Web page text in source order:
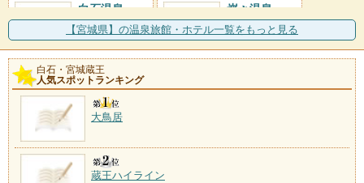
白石温泉
施設数：1軒
峩々温泉
施設数：1軒
【宮城県】の温泉旅館・ホテル一覧をもっと見る
白石・宮城蔵王
人気スポットランキング
大鳥居
蔵王ハイライン